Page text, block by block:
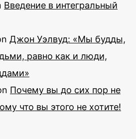
Введение в интегральный
Джон Уэлвуд: «Мы будды,
равно как и люди,
Почему вы до сих пор не
что вы этого не хотите!